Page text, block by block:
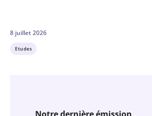
Etudes
8 juillet 2026